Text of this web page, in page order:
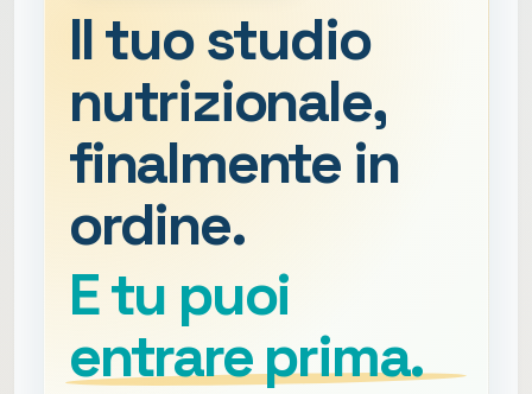
Il tuo studio
nutrizionale,
finalmente in
ordine.
E tu puoi
entrare prima.